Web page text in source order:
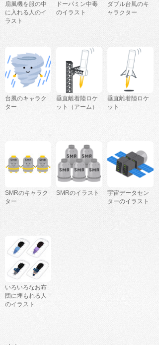
扇風機を服の中
に入れる人のイ
ラスト
ドーパミン中毒
のイラスト
ダブル台風のキ
ャラクター
台風のキャラク
ター
垂直離着陸ロケ
ット（アーム）
垂直離着陸ロケ
ット
SMRのキャラク
ター
SMRのイラスト
宇宙データセン
ターのイラスト
いろいろなお布
団に埋もれる人
のイラスト